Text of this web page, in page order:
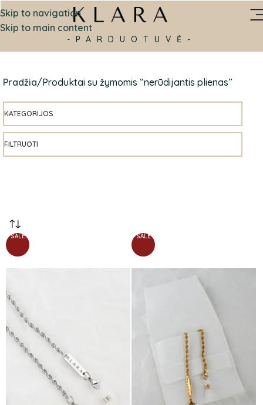
Skip to navigation
Skip to main content
-PARDUOTUVĖ-
Pradžia Produktai su žymomis “nerūdijantis plienas”
KATEGORIJOS
FILTRUOTI
SALE SALE